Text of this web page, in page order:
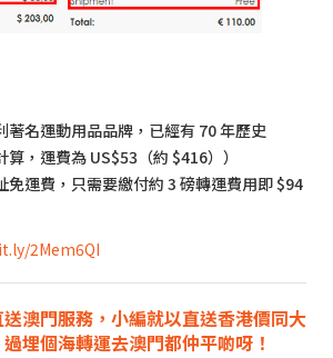
著名運動用品品牌，已經有 70 年歷史
，運費為 US$53（約 $416））
免運費，只需要繳付約 3 磅轉運費用即 $94
2Mem6QI
澳門服務，小編就以直送香港價同大
埋個海轉運去澳門都仲平啲呀！